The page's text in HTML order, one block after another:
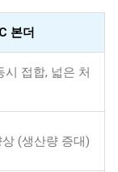
본더
시 접합, 넓은 처
(생산량 증대)